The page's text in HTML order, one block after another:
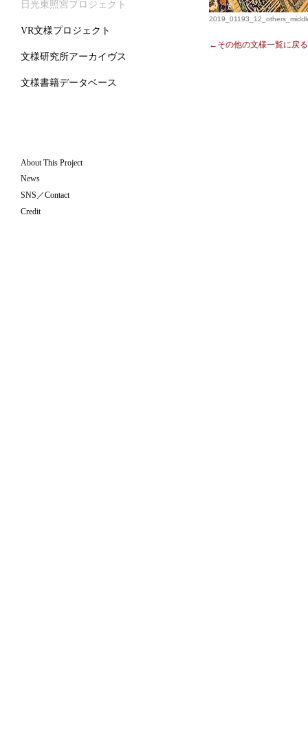
日光東照宮プロジェクト
VR文様プロジェクト
文様研究所アーカイヴス
文様書籍データベース
About This Project
News
SNS／Contact
Credit
←その他の文様一覧に戻る